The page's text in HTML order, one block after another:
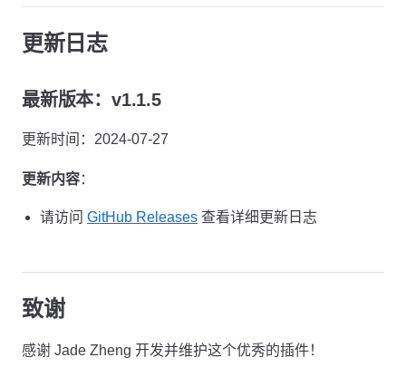
更新日志
最新版本：v1.1.5
更新时间：2024-07-27
更新内容：
请访问 GitHub Releases 查看详细更新日志
致谢
感谢 Jade Zheng 开发并维护这个优秀的插件！